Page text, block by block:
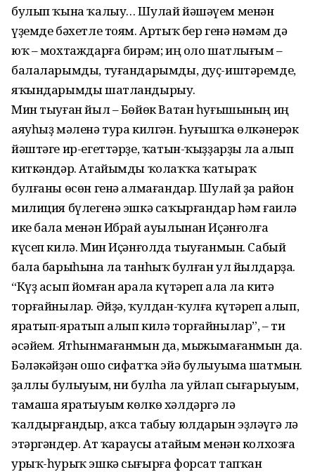
булып ҡына ҡалыу… Шулай йәшәүем менән
үҙемде бәхетле тоям. Артыҡ бер генә нәмәм дә
юҡ – мохтаждарға бирәм; иң оло шатлығым –
балаларымды, туғандарымды, дуҫ-иштәремде,
яҡындарымды шатландырыу.
Мин тыуған йыл – Бөйөк Ватан һуғышының иң
аяуһыҙ мәленә тура килгән. Һуғышҡа өлкәнерәк
йәштәге ир-егеттәрҙе, ҡатын-ҡыҙҙарҙы ла алып
киткәндәр. Атайымды ҡолаҡҡа ҡатыраҡ
булғаны өсөн генә алмағандар. Шулай ҙа район
милиция бүлегенә эшкә саҡырғандар һәм ғаилә
ике бала менән Ибрай ауылынан Иҫәнғолға
күсеп килә. Мин Иҫәнғолда тыуғанмын. Сабый
бала барыһына ла танһыҡ булған ул йылдарҙа.
“Күҙ асып йомған арала күтәреп ала ла китә
торғайнылар. Әйҙә, ҡулдан-ҡулға күтәреп алып,
яратып-яратып алып килә торғайнылар”, – ти
әсәйем. Ятһынмағанмын да, мыжымағанмын да.
Бәләкәйҙән ошо сифатҡа эйә булыуыма шатмын.
Үҙаллы булыуым, ни булһа ла уйлап сығарыуым,
тамаша яратыуым көлкө хәлдәргә лә
ҡалдырғандыр, аҡса табыу юлдарын эҙләүгә лә
этәргәндер. Ат ҡараусы атайым менән колхозға
урыҡ-һурыҡ эшкә сығырға форсат тапҡан